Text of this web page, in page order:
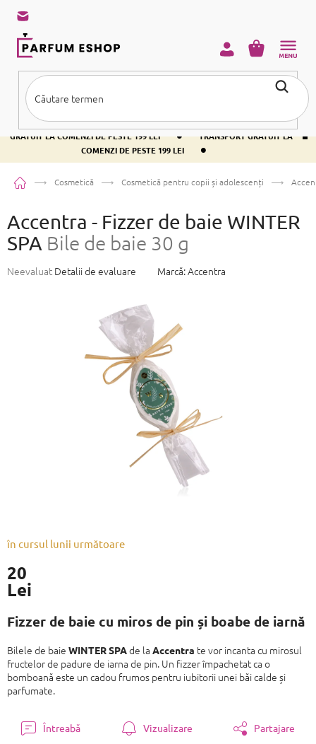
conținut
TRANSPORT GRATUIT LA COMENZI DE PESTE 199 LEI •
TRANSPORT
GRATUIT LA COMENZI DE PESTE 199 LEI
•
TRANSPORT GRATUIT LA
COMENZI DE PESTE 199 LEI
•
COŞ
Acasă Cosmetică Cosmetică pentru copii și adolescenți
Accentra - Fizzer de baie WINTER
SPA Bile de baie 30 g
Evaluarea
Neevaluat Detalii de evaluare Marcă:Accentra
20
Lei
preţ:
în cursul lunii următoare
Fizzer de baie cu miros de pin și boabe de iarnă
Bilele de baie WINTER SPAde la Accentra te vor incanta cu mirosul
fructelor de padure de iarna de pin. Un fizzer împachetat ca o
bomboană este un cadou frumos pentru iubitorii unei băi calde și
parfumate.
Întreabă Vizualizare Partajare